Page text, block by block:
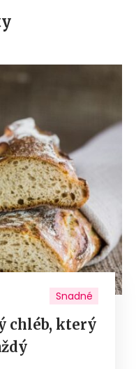
Snadné
chléb, který